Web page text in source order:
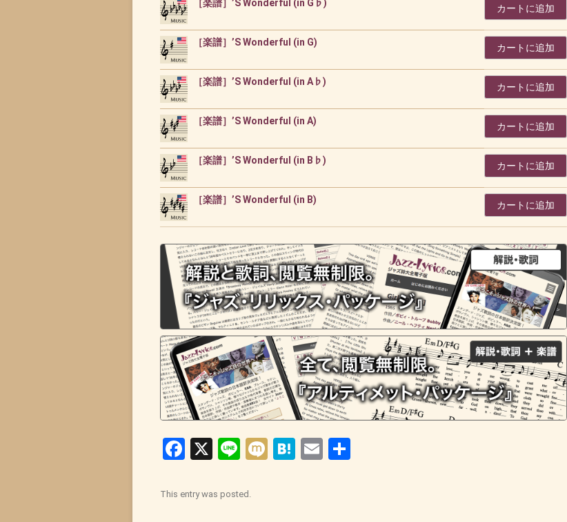
［楽譜］’S Wonderful (in G♭) カートに追加
［楽譜］’S Wonderful (in G) カートに追加
［楽譜］’S Wonderful (in A♭) カートに追加
［楽譜］’S Wonderful (in A) カートに追加
［楽譜］’S Wonderful (in B♭) カートに追加
［楽譜］’S Wonderful (in B) カートに追加
Facebook
X LineMixiHatena
Email
This entry was posted.